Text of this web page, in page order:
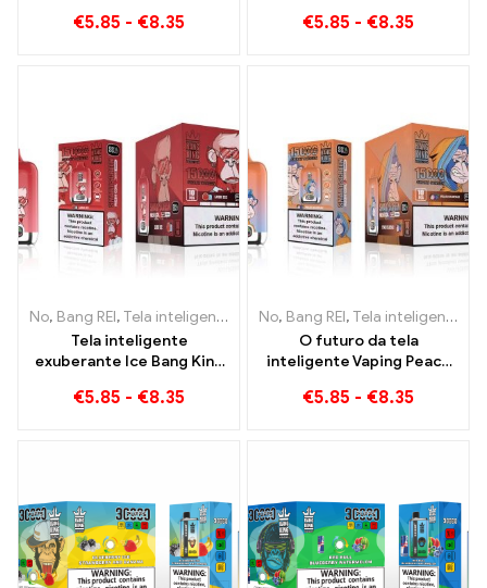
relaxante das frutas
€5.85 - €8.35
geral de um cigarro
€5.85 - €8.35
No, Bang REI, Tela inteligente Bang King 15000 Sopro ,Cigarros
Tela inteligente
exuberante Ice Bang King
perfeitamente equilibrada
€5.85 - €8.35
No, Bang REI, Tela inteligente Bang King 15000 Sopro
O futuro da tela
inteligente Vaping Peach
Sopro
€5.85 - €8.35